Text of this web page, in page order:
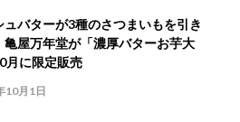
ュバターが3種のさつまいもを引き
屋万年堂が「濃厚バターお芋大
月に限定販売
10月1日